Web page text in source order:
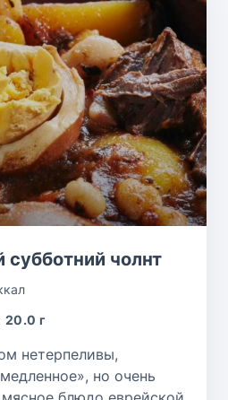
чолнт
20.0 г
нетерпеливы,
но очень